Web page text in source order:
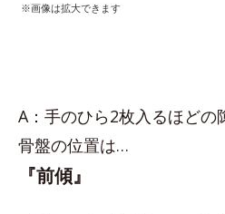
※画像は拡大できます
A：手のひら2枚入るほどの
骨盤の位置は…
『前傾』